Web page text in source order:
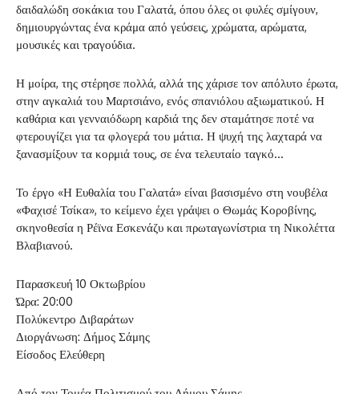
δαιδαλώδη σοκάκια του Γαλατά, όπου όλες οι φυλές σμίγουν,
δημιουργώντας ένα κράμα από γεύσεις, χρώματα, αρώματα,
μουσικές και τραγούδια.
Η μοίρα, της στέρησε πολλά, αλλά της χάρισε τον απόλυτο έρωτα,
στην αγκαλιά του Μαρτσιάνο, ενός σπανιόλου αξιωματικού. Η
καθάρια και γενναιόδωρη καρδιά της δεν σταμάτησε ποτέ να
φτερουγίζει για τα φλογερά του μάτια. Η ψυχή της λαχταρά να
ξανασμίξουν τα κορμιά τους, σε ένα τελευταίο ταγκό…
Το έργο «Η Ευθαλία του Γαλατά» είναι βασισμένο στη νουβέλα
«Φαχισέ Τσίκα», το κείμενο έχει γράψει ο Θωμάς Κοροβίνης,
σκηνοθεσία η Ρέϊνα Εσκενάζυ και πρωταγωνίστρια τη Νικολέττα
Βλαβιανού.
Παρασκευή 10 Οκτωβρίου
Ώρα: 20:00
Πολύκεντρο Διβαράτων
Διοργάνωση: Δήμος Σάμης
Είσοδος Ελεύθερη